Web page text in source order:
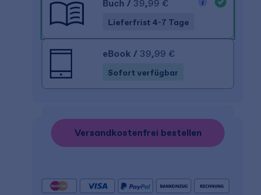
Buch / 39,99 €
Lieferfrist 4-7 Tage
eBook / 39,99 €
Sofort verfügbar
Versandkostenfrei bestellen